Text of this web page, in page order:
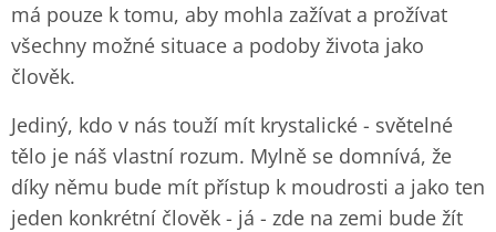
má pouze k tomu, aby mohla zažívat a prožívat
všechny možné situace a podoby života jako
člověk.
Jediný, kdo v nás touží mít krystalické - světelné
tělo je náš vlastní rozum. Mylně se domnívá, že
díky němu bude mít přístup k moudrosti a jako ten
jeden konkrétní člověk - já - zde na zemi bude žít